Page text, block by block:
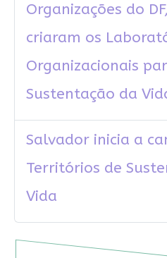
Organizações do
criaram os
Organizacionais
Sustentação da
Salvador inicia a
Territórios de
Vida